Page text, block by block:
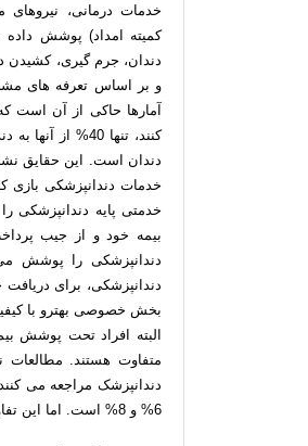
خدمات درمانی، نیروهای
کمیته امداد) پوشش داده
دندان، جرم گیری، کشیدن
کنند، تنها
دندان است. این حقایق
بیمه خود و از جیب
دندانپزشکی را پوشش می
دندانپزشکی، برای
بخش خصوصی بهترو با
البته افراد تحت پوشش
6% و 8% است. اما این تفاوت از کجا نشات می گیرد؟